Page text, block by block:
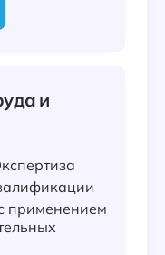
и
применением